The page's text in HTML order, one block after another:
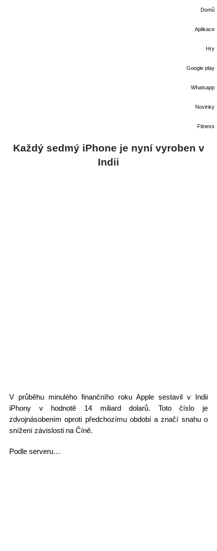
Domů
Aplikace
Hry
Google play
Whatsapp
Novinky
Fitness
Každý sedmý iPhone je nyní vyroben v
Indii
V průběhu minulého finančního roku Apple sestavil v Indii
iPhony v hodnotě 14 miliard dolarů. Toto číslo je
zdvojnásobením oproti předchozímu období a značí snahu o
snížení závislosti na Číně.
Podle serveru…